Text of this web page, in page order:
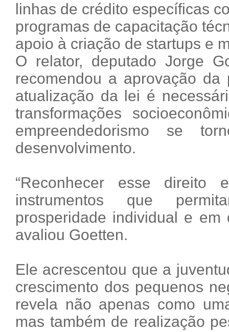
linhas de crédito específicas
programas de capacitação
apoio à criação de startups e
O relator, deputado Jorge
recomendou a aprovação
atualização da lei é
transformações
empreendedorismo se
desenvolvimento.
“Reconhecer esse direito
instrumentos que
prosperidade individual e em
avaliou Goetten.
Ele acrescentou que a
crescimento dos pequenos
revela não apenas como
mas também de realização